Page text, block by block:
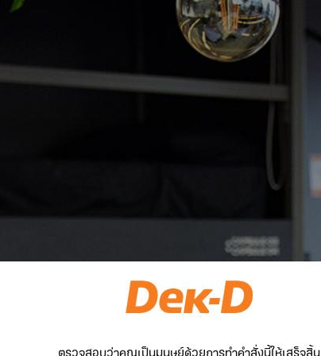
ตรวจสอบว่าคุณเป็นมนุษย์ด้วยการทำคำสั่งนี้ให้เสร็จสิ้น